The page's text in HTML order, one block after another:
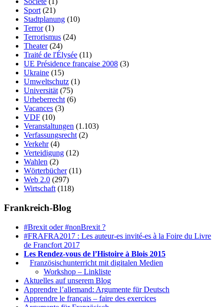
Sport (21)
Stadtplanung (10)
Terror(1)
Terrorismus (24)
Theater(24)
Traité de l'Élysée (11)
UE Présidence française 2008 (3)
Ukraine (15)
Umweltschutz (1)
Universität (75)
Urheberrecht (6)
Vacances (3)
VDF (10)
Veranstaltungen (1.103)
Verfassungsrecht (2)
Verkehr(4)
Verteidigung (12)
Wahlen (2)
Wörterbücher(11)
Web 2.0 (297)
Wirtschaft (118)
Frankreich-Blog
#Brexit oder #nonBrexit ?
#FRAFRA2017 : Les auteur-es invité-es à la Foire du Livre
de Francfort 2017
Les Rendez-vous de l’Histoire à Blois 2015
Französischunterricht mit digitalen Medien
Workshop – Linkliste
Aktuelles auf unserem Blog
Apprendre l’allemand: Argumente für Deutsch
Apprendre le français – faire des exercices